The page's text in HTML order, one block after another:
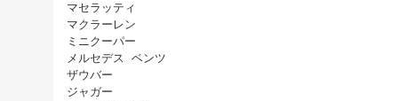
マセラッティ
マクラーレン
ミニクーパー
メルセデス ベンツ
ザウバー
ジャガー